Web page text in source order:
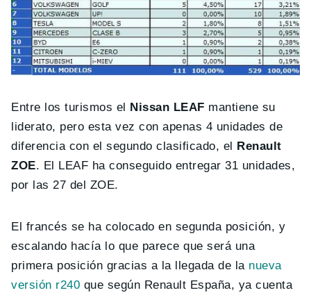
Entre los turismos el Nissan LEAF mantiene su
liderato, pero esta vez con apenas 4 unidades de
diferencia con el segundo clasificado, el Renault
ZOE. El LEAF ha conseguido entregar 31 unidades,
por las 27 del ZOE.
El francés se ha colocado en segunda posición, y
escalando hacía lo que parece que será una
primera posición gracias a la llegada de la nueva
versión r240 que según Renault España, ya cuenta